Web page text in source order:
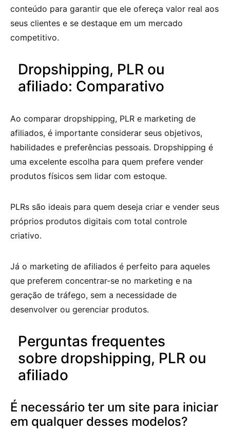
conteúdo para garantir que ele ofereça valor real aos
seus clientes e se destaque em um mercado
competitivo.
Dropshipping, PLR ou
afiliado: Comparativo
Ao comparar dropshipping, PLR e marketing de
afiliados, é importante considerar seus objetivos,
habilidades e preferências pessoais. Dropshipping é
uma excelente escolha para quem prefere vender
produtos físicos sem lidar com estoque.
PLRs são ideais para quem deseja criar e vender seus
próprios produtos digitais com total controle
criativo.
Já o marketing de afiliados é perfeito para aqueles
que preferem concentrar-se no marketing e na
geração de tráfego, sem a necessidade de
desenvolver ou gerenciar produtos.
Perguntas frequentes
sobre dropshipping, PLR ou
afiliado
É necessário ter um site para iniciar
em qualquer desses modelos?